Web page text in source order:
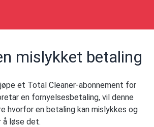
mislykket betaling
et Total Cleaner-abonnement for
en fornyelsesbetaling, vil denne
hvorfor en betaling kan mislykkes og
å løse det.